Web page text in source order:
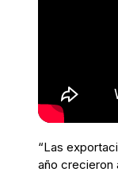
“Las
año crecieron